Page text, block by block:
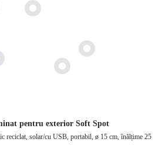
pentru exterior Soft Spot
reciclat, solar/cu USB, portabil, ø 15 cm, înălțime 25